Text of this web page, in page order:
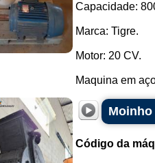
Capacidade:
Marca: Tigre.
Motor: 20 CV.
Maquina em
Código da